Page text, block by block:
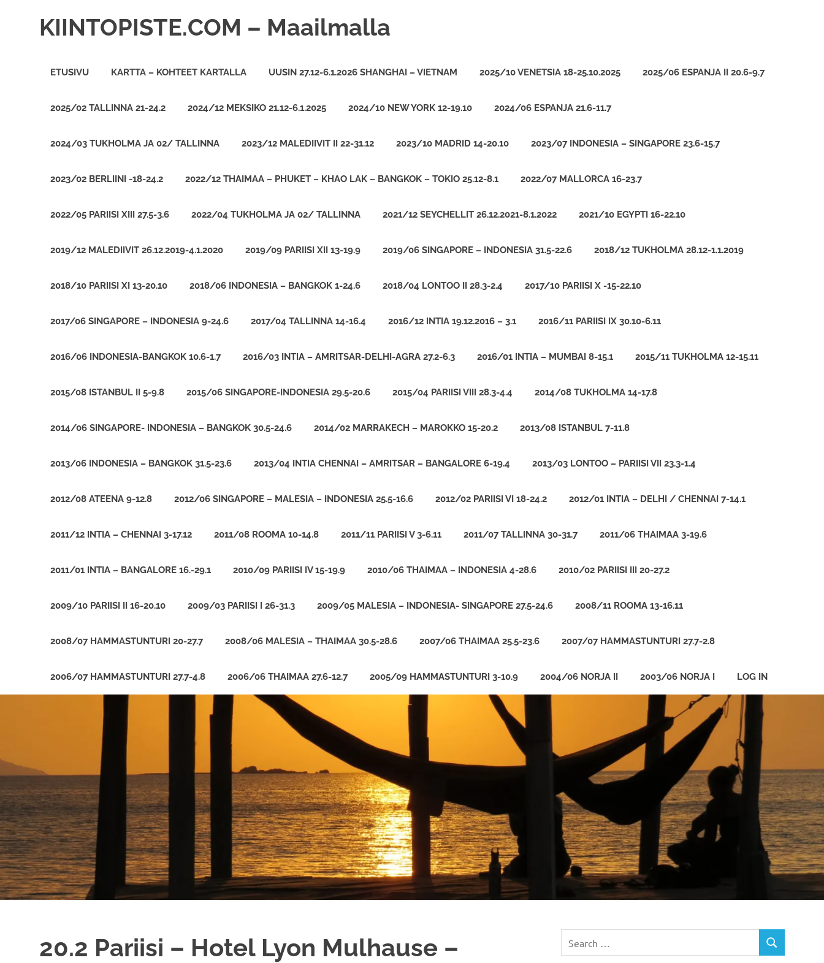
KIINTOPISTE.COM – Maailmalla
ETUSIVU KARTTA – KOHTEET KARTALLA UUSIN 27.12-6.1.2026 SHANGHAI – VIETNAM 2025/10 VENETSIA 18-25.10.2025 2025/06 ESPANJA II 20.6-9.7
2025/02 TALLINNA 21-24.2 2024/12 MEKSIKO 21.12-6.1.2025 2024/10 NEW YORK 12-19.10 2024/06 ESPANJA 21.6-11.7
2024/03 TUKHOLMA JA 02/ TALLINNA 2023/12 MALEDIIVIT II 22-31.12 2023/10 MADRID 14-20.10 2023/07 INDONESIA – SINGAPORE 23.6-15.7
2023/02 BERLIINI -18-24.2 2022/12 THAIMAA – PHUKET – KHAO LAK – BANGKOK – TOKIO 25.12-8.1 2022/07 MALLORCA 16-23.7
2022/05 PARIISI XIII 27.5-3.6 2022/04 TUKHOLMA JA 02/ TALLINNA 2021/12 SEYCHELLIT 26.12.2021-8.1.2022 2021/10 EGYPTI 16-22.10
2019/12 MALEDIIVIT 26.12.2019-4.1.2020 2019/09 PARIISI XII 13-19.9 2019/06 SINGAPORE – INDONESIA 31.5-22.6 2018/12 TUKHOLMA 28.12-1.1.2019
2018/10 PARIISI XI 13-20.10 2018/06 INDONESIA – BANGKOK 1-24.6 2018/04 LONTOO II 28.3-2.4 2017/10 PARIISI X -15-22.10
2017/06 SINGAPORE – INDONESIA 9-24.6 2017/04 TALLINNA 14-16.4 2016/12 INTIA 19.12.2016 – 3.1 2016/11 PARIISI IX 30.10-6.11
2016/06 INDONESIA-BANGKOK 10.6-1.7 2016/03 INTIA – AMRITSAR-DELHI-AGRA 27.2-6.3 2016/01 INTIA – MUMBAI 8-15.1 2015/11 TUKHOLMA 12-15.11
2015/08 ISTANBUL II 5-9.8 2015/06 SINGAPORE-INDONESIA 29.5-20.6 2015/04 PARIISI VIII 28.3-4.4 2014/08 TUKHOLMA 14-17.8
2014/06 SINGAPORE- INDONESIA – BANGKOK 30.5-24.6 2014/02 MARRAKECH – MAROKKO 15-20.2 2013/08 ISTANBUL 7-11.8
2013/06 INDONESIA – BANGKOK 31.5-23.6 2013/04 INTIA CHENNAI – AMRITSAR – BANGALORE 6-19.4 2013/03 LONTOO – PARIISI VII 23.3-1.4
2012/08 ATEENA 9-12.8 2012/06 SINGAPORE – MALESIA – INDONESIA 25.5-16.6 2012/02 PARIISI VI 18-24.2 2012/01 INTIA – DELHI / CHENNAI 7-14.1
2011/12 INTIA – CHENNAI 3-17.12 2011/08 ROOMA 10-14.8 2011/11 PARIISI V 3-6.11 2011/07 TALLINNA 30-31.7 2011/06 THAIMAA 3-19.6
2011/01 INTIA – BANGALORE 16.-29.1 2010/09 PARIISI IV 15-19.9 2010/06 THAIMAA – INDONESIA 4-28.6 2010/02 PARIISI III 20-27.2
2009/10 PARIISI II 16-20.10 2009/03 PARIISI I 26-31.3 2009/05 MALESIA – INDONESIA- SINGAPORE 27.5-24.6 2008/11 ROOMA 13-16.11
2008/07 HAMMASTUNTURI 20-27.7 2008/06 MALESIA – THAIMAA 30.5-28.6 2007/06 THAIMAA 25.5-23.6 2007/07 HAMMASTUNTURI 27.7-2.8
2006/07 HAMMASTUNTURI 27.7-4.8 2006/06 THAIMAA 27.6-12.7 2005/09 HAMMASTUNTURI 3-10.9 2004/06 NORJA II 2003/06 NORJA I LOG IN
20.2 Pariisi – Hotel Lyon Mulhause –